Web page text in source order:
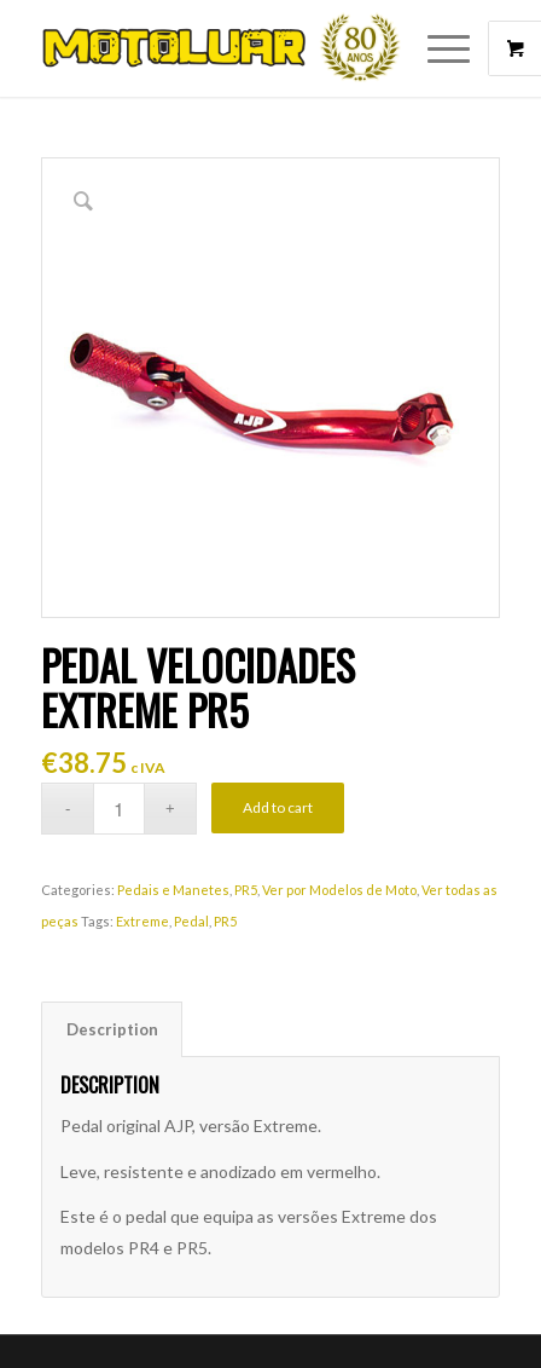
PEDAL VELOCIDADES
EXTREME PR5
€38.75 c IVA
Add to cart
Categories: Pedais e Manetes PR5, Ver por Modelos de Moto, Ver todas as
peças Tags: Extreme Pedal PR5
Description
DESCRIPTION
Pedal original AJP, versão Extreme.
Leve, resistente e anodizado em vermelho.
Este é o pedal que equipa as versões Extreme dos
modelos PR4 e PR5.